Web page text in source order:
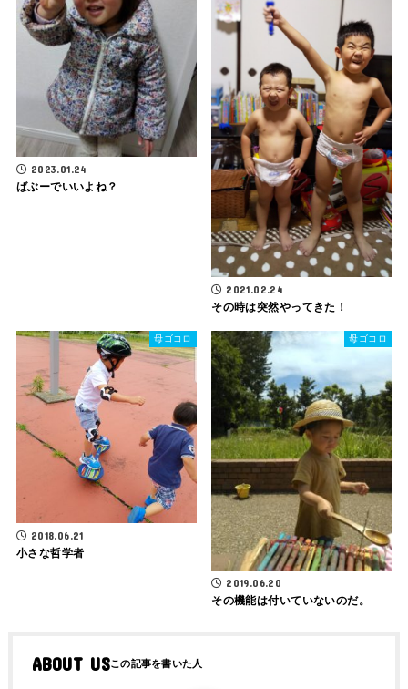
2023.01.24
ばぶーでいいよね？
2021.02.24
その時は突然やってきた！
母ゴコロ
2018.06.21
小さな哲学者
母ゴコロ
2019.06.20
その機能は付いていないのだ。
ABOUT US